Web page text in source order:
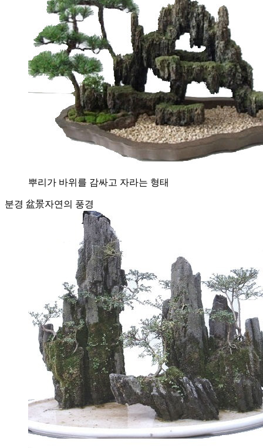
뿌리가 바위를 감싸고 자라는 형태
분경 盆景자연의 풍경